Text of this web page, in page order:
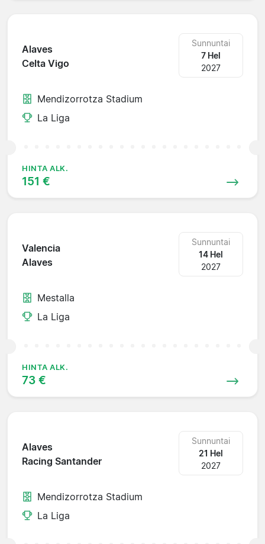
Alaves
Celta Vigo
Sunnuntai
7 Hel
2027
Mendizorrotza Stadium
La Liga
HINTA ALK.
151 €
Valencia
Alaves
Sunnuntai
14 Hel
2027
Mestalla
La Liga
HINTA ALK.
73 €
Alaves
Racing Santander
Sunnuntai
21 Hel
2027
Mendizorrotza Stadium
La Liga